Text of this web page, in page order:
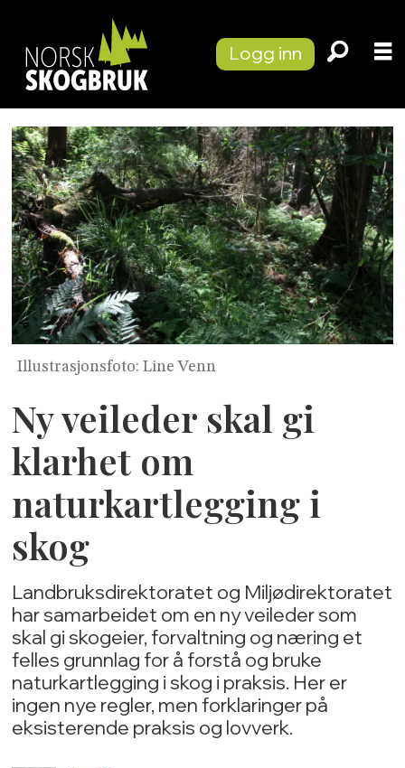
Logg inn
Illustrasjonsfoto: Line Venn
Ny veileder skal gi
klarhet om
naturkartlegging i
skog
Landbruksdirektoratet og Miljødirektoratet
har samarbeidet om en ny veileder som
skal gi skogeier, forvaltning og næring et
felles grunnlag for å forstå og bruke
naturkartlegging i skog i praksis. Her er
ingen nye regler, men forklaringer på
eksisterende praksis og lovverk.